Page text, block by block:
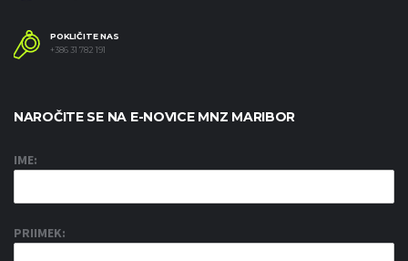
POKLIČITE NAS
+386 31 782 191
NAROČITE SE NA E-NOVICE MNZ MARIBOR
IME:
PRIIMEK: